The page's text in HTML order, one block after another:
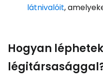
látnivalóit,
Hogyan